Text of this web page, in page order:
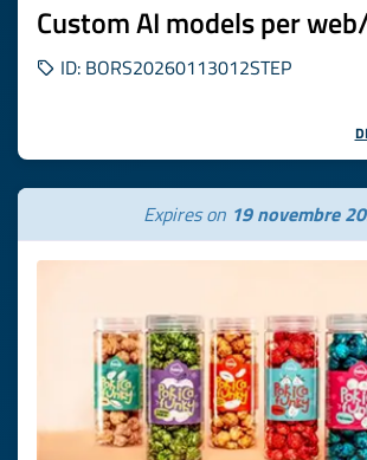
Custom AI models per
ID: BORS20260113012STEP
Expires on 19 novembre